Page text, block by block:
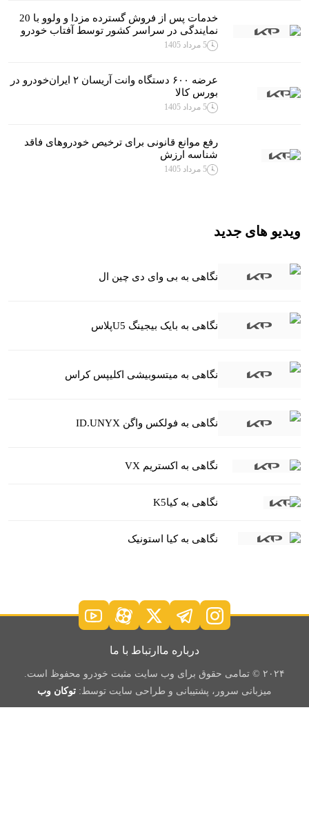
خدمات پس از فروش گسترده مزدا و ولوو با 20
نمایندگی در سراسر کشور توسط آفتاب خودرو
5 مرداد 1405
عرضه ۶۰۰ دستگاه وانت آریسان ۲ ایران‌خودرو در
بورس کالا
5 مرداد 1405
رفع موانع قانونی برای ترخیص خودروهای فاقد
شناسه ارزش
5 مرداد 1405
ویدیو های جدید
نگاهی به بی وای دی چین ال
نگاهی به بایک بیجینگ U5پلاس
نگاهی به میتسوبیشی اکلیپس کراس
نگاهی به فولکس واگن ID.UNYX
نگاهی به اکستریم VX
نگاهی به کیاK5
نگاهی به کیا استونیک
درباره ما ارتباط با ما
۲۰۲۴ © تمامی حقوق برای وب سایت مثبت خودرو محفوظ است.
میزبانی سرور، پشتیبانی و طراحی سایت توسط: توکان وب